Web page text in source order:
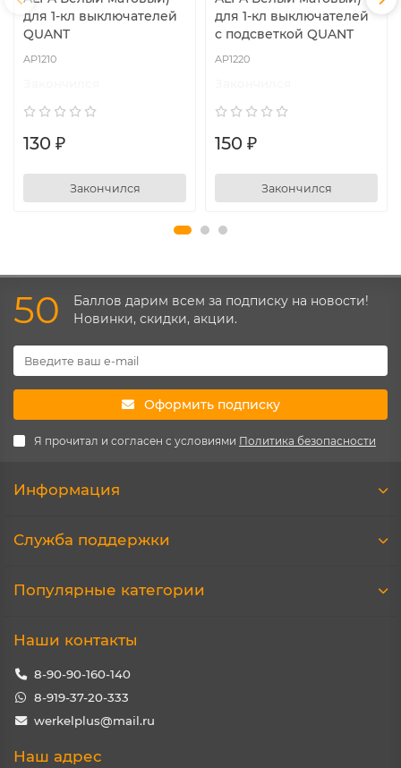
для 1-кл выключателей
QUANT
AP1210
130 ₽
Закончился
для 1-кл выключателей
с подсветкой QUANT
AP1220
150 ₽
Закончился
50
Баллов дарим всем за подписку на новости!
Новинки, скидки, акции.
Оформить подписку
Я прочитал и согласен с условиями Политика безопасности
Информация
Служба поддержки
Популярные категории
Наши контакты
8-90-90-160-140
8-919-37-20-333
werkelplus@mail.ru
Наш адрес